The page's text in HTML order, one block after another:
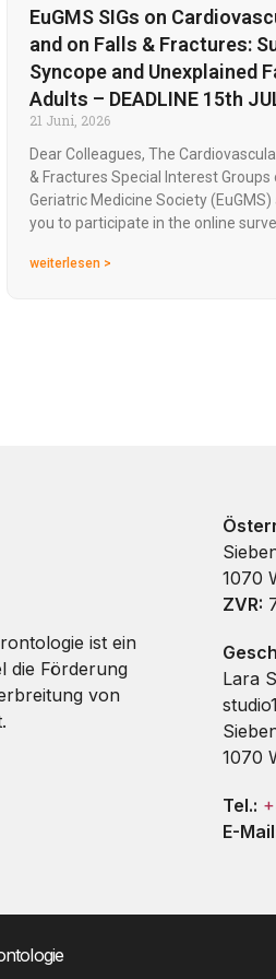
EuGMS SIGs on
and on Falls & Fractures:
Syncope and Unexplained
Adults – DEADLINE 15th
21 Juni, 2026
Dear Colleagues, The
& Fractures Special Interest
Geriatric Medicine Society
you to participate in the online
weiterlesen >
ist ein
die Förderung
von
1070
ZVR:
Lara
1070
Tel.:
E-